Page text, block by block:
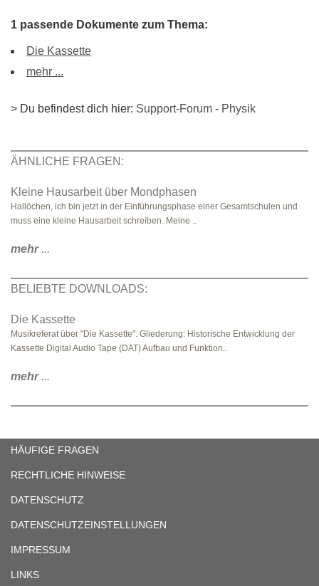
1 passende Dokumente zum Thema:
Die Kassette
mehr ...
> Du befindest dich hier: Support-Forum - Physik
ÄHNLICHE FRAGEN:
Kleine Hausarbeit über Mondphasen
Hallöchen, ich bin jetzt in der Einführungsphase einer Gesamtschulen und
muss eine kleine Hausarbeit schreiben. Meine ..
mehr...
BELIEBTE DOWNLOADS:
Die Kassette
Musikreferat über "Die Kassette". Gliederung: Historische Entwicklung der
Kassette Digital Audio Tape (DAT) Aufbau und Funktion..
mehr...
HÄUFIGE FRAGEN
RECHTLICHE HINWEISE
DATENSCHUTZ
DATENSCHUTZEINSTELLUNGEN
IMPRESSUM
LINKS